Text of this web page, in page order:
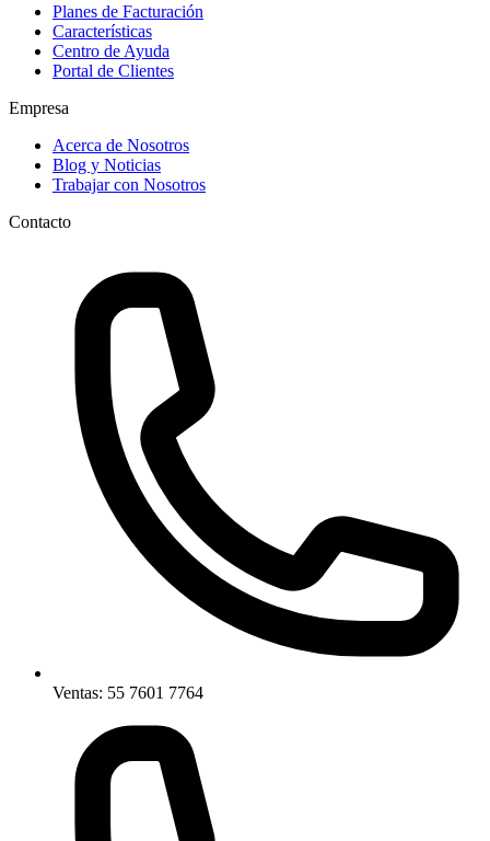
Planes de Facturación
Características
Centro de Ayuda
Portal de Clientes
Empresa
Acerca de Nosotros
Blog y Noticias
Trabajar con Nosotros
Contacto
Ventas: 55 7601 7764